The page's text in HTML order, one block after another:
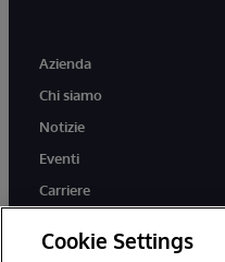
Azienda
Chi siamo
Notizie
Eventi
Carriere
Cookie Settings